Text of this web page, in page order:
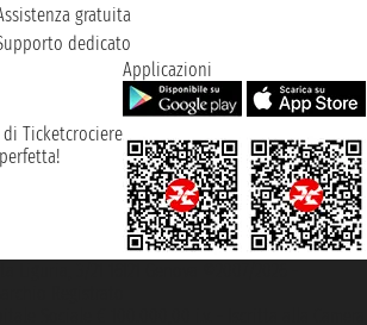
gratuita
dedicato
Ticketcrociere
Applicazioni